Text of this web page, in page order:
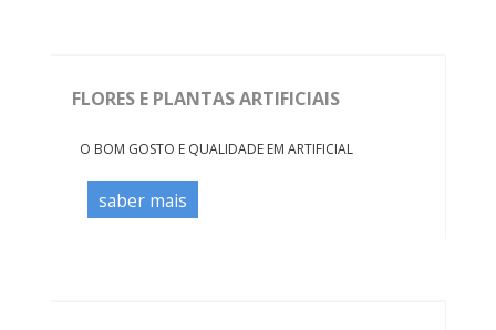
FLORES E PLANTAS ARTIFICIAIS
O BOM GOSTO E QUALIDADE EM ARTIFICIAL
saber mais